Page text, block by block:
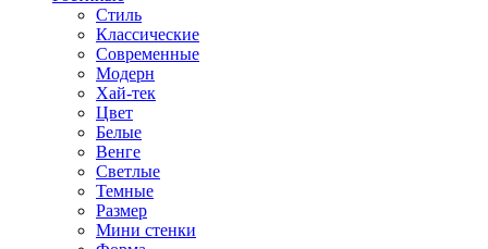
Стиль
Классические
Современные
Модерн
Хай-тек
Цвет
Белые
Венге
Светлые
Темные
Размер
Мини стенки